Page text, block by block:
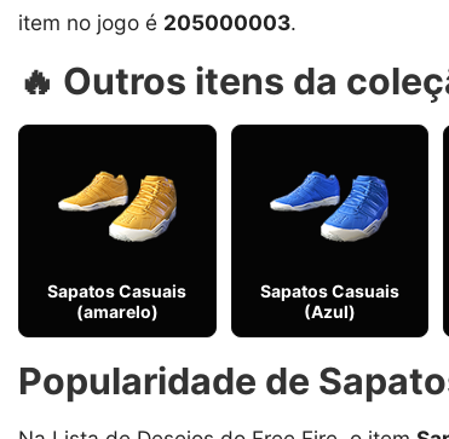
item no jogo é 205000003.
🔥 Outros itens da
Sapatos Casuais
(amarelo)
Sapatos Casuais
(Azul)
Popularidade de